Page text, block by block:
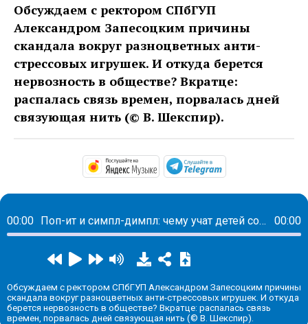
Обсуждаем с ректором СПбГУП
Александром Запесоцким причины
скандала вокруг разноцветных анти-
стрессовых игрушек. И откуда берется
нервозность в обществе? Вкратце:
распалась связь времен, порвалась дней
связующая нить (© В. Шекспир).
https://music.yandex.ru/
00:00 Поп-ит и симпл-димпл: чему учат детей современные игрушки 00:00
Обсуждаем с ректором СПбГУП Александром Запесоцким причины
скандала вокруг разноцветных анти-стрессовых игрушек. И откуда
берется нервозность в обществе? Вкратце: распалась связь
времен, порвалась дней связующая нить (© В. Шекспир).